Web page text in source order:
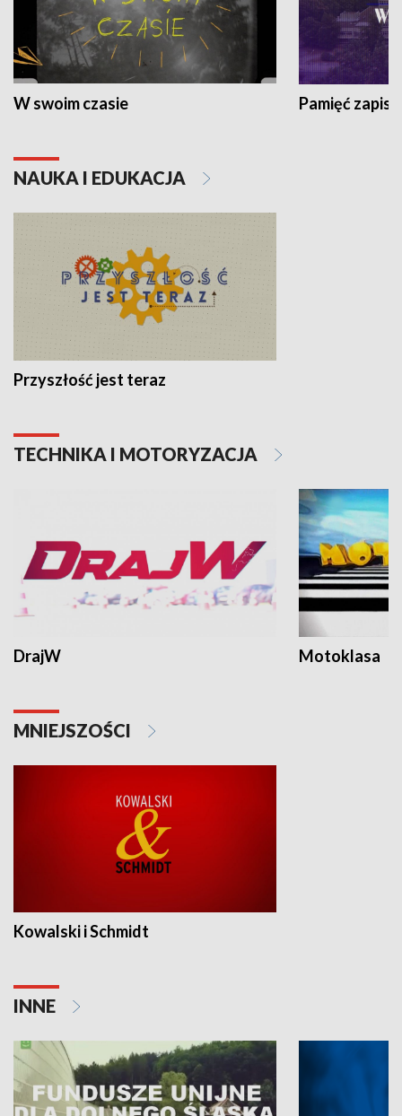
W swoim czasie Pamięć
NAUKA I EDUKACJA
Przyszłość jest teraz
TECHNIKA I MOTORYZACJA
DrajW Motoklasa
MNIEJSZOŚCI
Kowalski i Schmidt
INNE